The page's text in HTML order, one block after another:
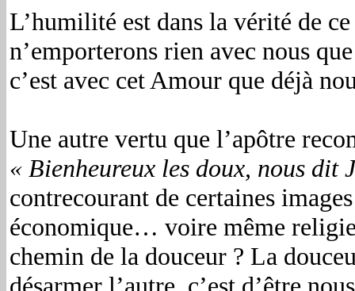
L’humilité est dans la vérité de
n’emporterons rien avec nous
c’est avec cet Amour que déjà
Une autre vertu que l’apôtre
« Bienheureux les doux, nous dit
contrecourant de certaines
économique… voire même
chemin de la douceur ? La